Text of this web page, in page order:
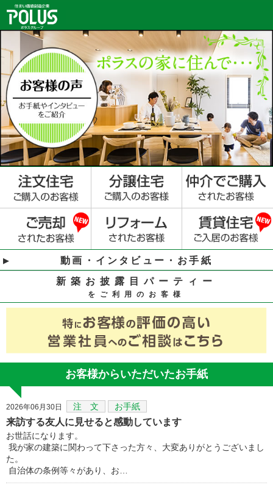
動画・インタビュー・お手紙
新築お披露目パーティー
をご利用のお客様
お客様からいただいたお手紙
2026年06月30日 注 文 お手紙
来訪する友人に見せると感動しています
お世話になります。
我が家の建築に関わって下さった方々、大変ありがとうございまし
た。
自治体の条例等々があり、お…